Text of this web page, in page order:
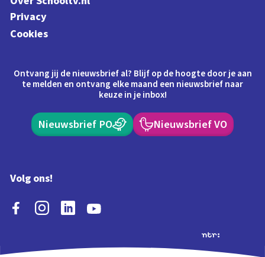
Privacy
Cookies
Ontvang jij de nieuwsbrief al? Blijf op de hoogte door je aan
te melden en ontvang elke maand een nieuwsbrief naar
keuze in je inbox!
Nieuwsbrief PO Nieuwsbrief VO
Volg ons!